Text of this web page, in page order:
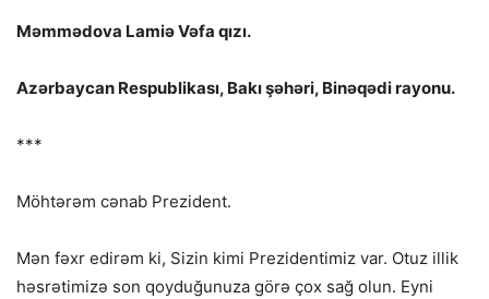
Məmmədova Lamiə Vəfa qızı.
Azərbaycan Respublikası, Bakı şəhəri, Binəqədi rayonu.
***
Möhtərəm cənab Prezident.
Mən fəxr edirəm ki, Sizin kimi Prezidentimiz var. Otuz illik
həsrətimizə son qoyduğunuza görə çox sağ olun. Eyni